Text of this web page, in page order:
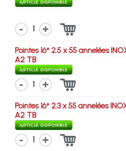
1
Pointes 16° 2.5 x 55 annelées
A2 TB
1
Pointes 16° 2.3 x 55 annelées
A2 TB
1